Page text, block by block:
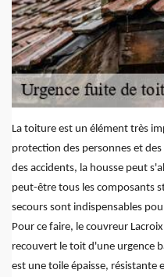
La toiture est un élément très
protection des personnes et
des accidents, la housse peut
peut-être tous les composants
secours sont indispensables
Pour ce faire, le couvreur
recouvert le toit d'une urgence
est une toile épaisse, résistante